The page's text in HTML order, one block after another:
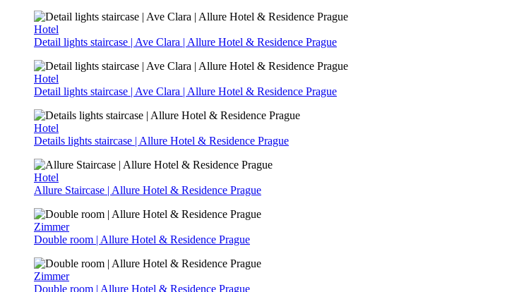
Hotel
Detail lights staircase | Ave Clara | Allure Hotel & Residence Prague
Hotel
Detail lights staircase | Ave Clara | Allure Hotel & Residence Prague
Hotel
Details lights staircase | Allure Hotel & Residence Prague
Hotel
Allure Staircase | Allure Hotel & Residence Prague
Zimmer
Double room | Allure Hotel & Residence Prague
Zimmer
Double room | Allure Hotel & Residence Prague